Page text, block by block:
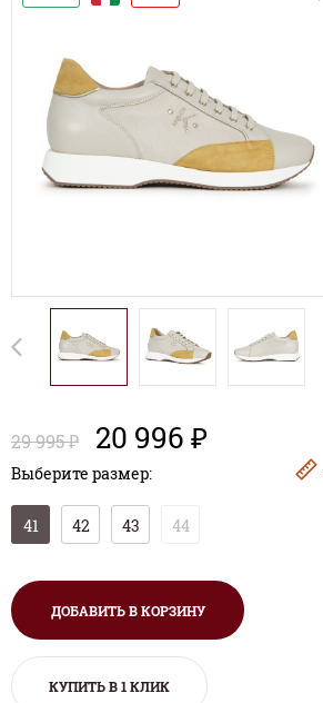
29 995 ₽ 20 996 ₽
Выберите размер:
41 42 43 44
ДОБАВИТЬ В КОРЗИНУ
КУПИТЬ В 1 КЛИК